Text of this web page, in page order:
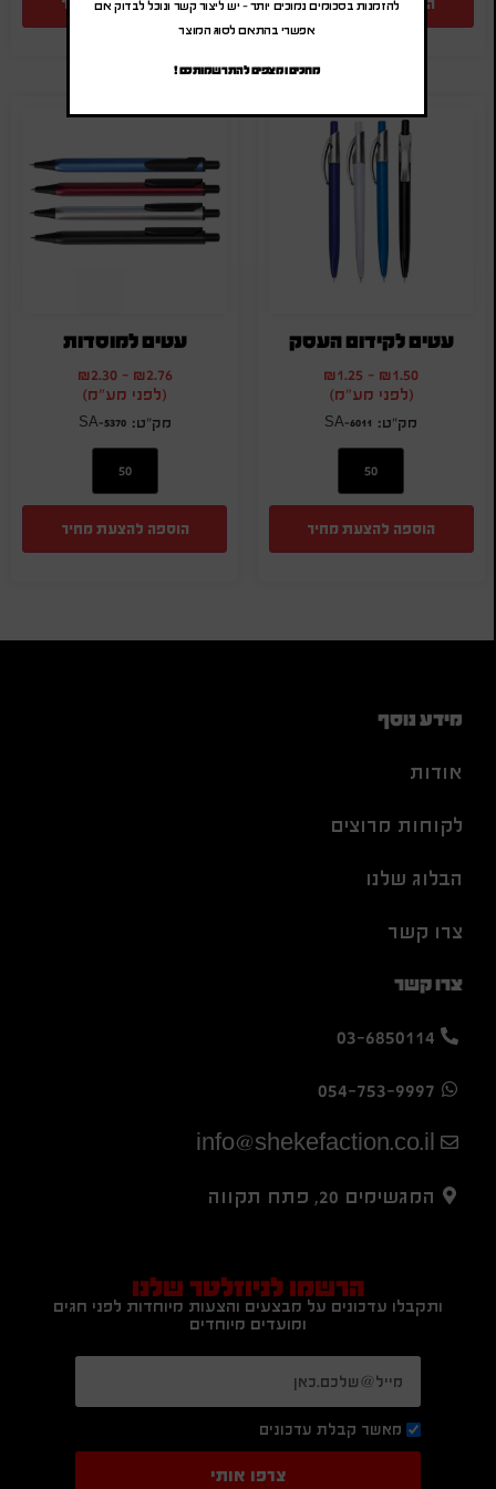
עטים לקידום העסק
₪1.50
-
₪1.25
(לפני מע"מ)
SA-6011
הוספה להצעת מחיר
עטים למוסדות
₪2.76
-
₪2.30
(לפני מע"מ)
SA-5370
הוספה להצעת מחיר
מידע נוסף
אודות
לקוחות מרוצים
הבלוג שלנו
צרו קשר
צרו קשר
03-6850114
054-753-9997
info@shekefaction.co.il
המגשימים 20, פתח תקווה
הרשמו לניוזלטר שלנו
ותקבלו עדכונים על מבצעים והצעות מיוחדות לפני חגים
ומועדים מיוחדים
מאשר קבלת עדכונים
צרפו אותי
להזמנות בסכומים נמוכים יותר – יש ליצור קשר ונוכל לבדוק אם
אפשרי בהתאם לסוג המוצר
מחכים ומצפים להתרשמותכם !